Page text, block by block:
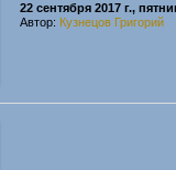
22 сентября 2017 г.,
Автор: Кузнецов Григорий